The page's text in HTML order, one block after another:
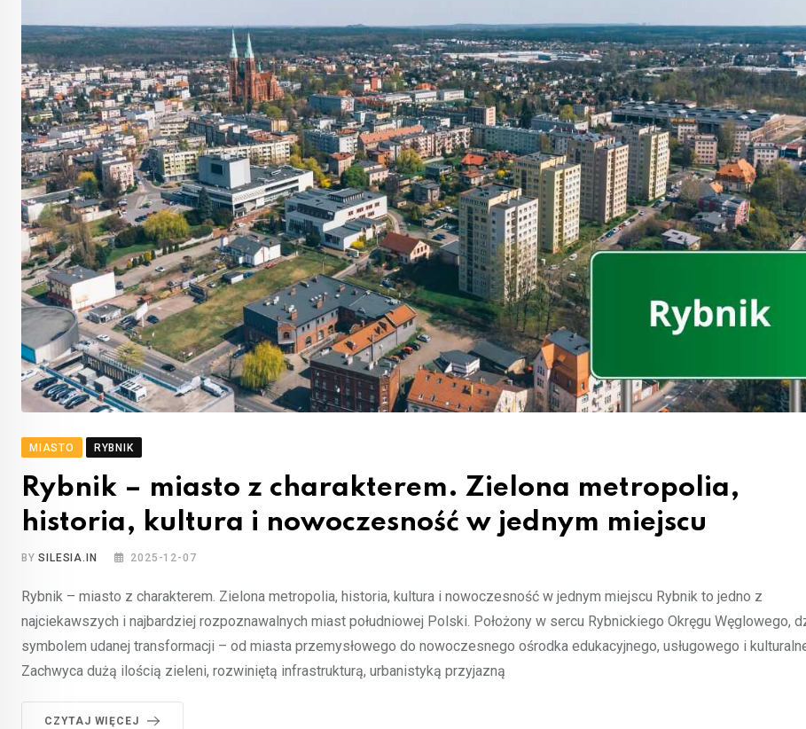
MIASTO RYBNIK
Rybnik – miasto z charakterem. Zielona metropolia,
historia, kultura i nowoczesność w jednym miejscu
BYSILESIA.IN 2025-12-07
Rybnik – miasto z charakterem. Zielona metropolia, historia, kultura i nowoczesność w jednym miejscu Rybnik to jedno z
najciekawszych i najbardziej rozpoznawalnych miast południowej Polski. Położony w sercu Rybnickiego Okręgu Węglowego,
symbolem udanej transformacji – od miasta przemysłowego do nowoczesnego ośrodka edukacyjnego, usługowego i
Zachwyca dużą ilością zieleni, rozwiniętą infrastrukturą, urbanistyką przyjazną
CZYTAJ WIĘCEJ